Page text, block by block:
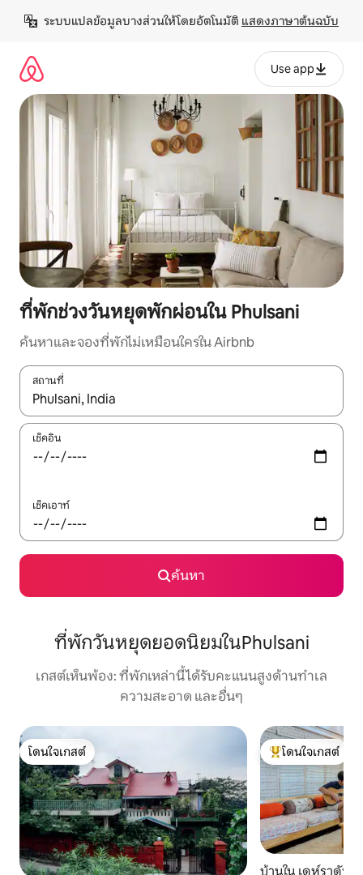
เนื้อหา
ระบบแปลข้อมูลบางส่วนให้โดยอัตโนมัติ แสดงภาษาต้นฉบับ
Use app
ที่พักช่วงวันหยุดพักผ่อนใน Phulsani
ค้นหาและจองที่พักไม่เหมือนใครใน Airbnb
สถานที่
ใช้ลูกศรขึ้นลง หรือใช้การสัมผัสหรือปัด เพื่อสำรวจผลการค้นหา
เช็คอิน
เช็คเอาท์
ค้นหา
ที่พักวันหยุดยอดนิยมในPhulsani
เกสต์เห็นพ้อง: ที่พักเหล่านี้ได้รับคะแนนสูงด้านทำเล
ความสะอาด และอื่นๆ
โดนใจเกสต์
โดนใจเกสต์
โดนใจเกสต์ที่สุด
โดนใจเกสต์
บ้านใน เดห์ราดัน